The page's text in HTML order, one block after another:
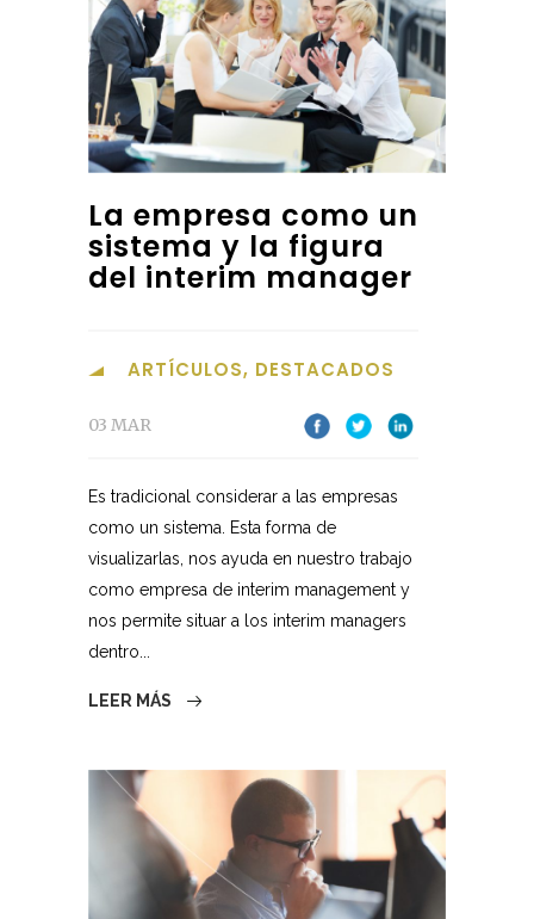
La empresa como un
sistema y la figura
del interim manager
ARTÍCULOS, DESTACADOS
03 MAR
Es tradicional considerar a las empresas
como un sistema. Esta forma de
visualizarlas, nos ayuda en nuestro trabajo
como empresa de interim management y
nos permite situar a los interim managers
dentro...
LEER MÁS